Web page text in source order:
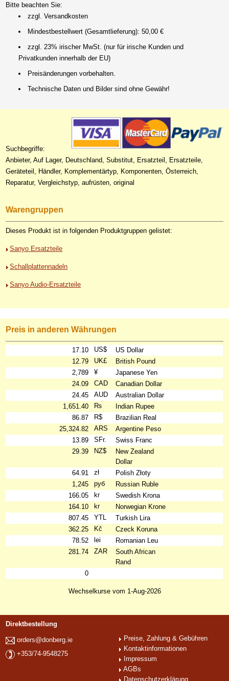
Bitte beachten Sie:
zzgl. Versandkosten
Mindestbestellwert (Gesamtlieferung): 50,00 €
zzgl. 23% irischer MwSt. (nur für irische Kunden und
Privatkunden innerhalb der EU)
Preisänderungen vorbehalten.
Technische Daten und Bilder sind ohne Gewähr!
Suchbegriffe:
Anbieter, Auf Lager, Deutschland, Substitut, Ersatzteil, Ersatzteile,
Geräteteil, Händler, Komplementärtyp, Komponenten, Österreich,
Reparatur, Vergleichstyp, aufrüsten, original
Warengruppen
Dieses Produkt ist in folgenden Produktgruppen gelistet:
Sanyo Ersatzteile
Schallplattennadeln
Sanyo Audio-Ersatzteile
Preis in anderen Währungen
17.10 US$
US Dollar
12.79
UK£
British Pound
2,789
¥
Japanese Yen
24.09
CAD
Canadian Dollar
24.45
AUD
Australian Dollar
1,651.40
₨
Indian Rupee
86.87
R$
Brazilian Real
25,324.82
ARS
Argentine Peso
13.89
SFr.
Swiss Franc
29.39
NZ$
New Zealand
Dollar
64.91
zł
Polish Złoty
1,245
руб
Russian Ruble
166.05
kr
Swedish Krona
164.10
kr
Norwegian Krone
807.45
YTL
Turkish Lira
362.25
Kč
Czeck Koruna
78.52
lei
Romanian Leu
281.74
ZAR
South African
Rand
0
Wechselkurse vom 1-Aug-2026
Direktbestellung
orders@donberg.ie
+353/74-9548275
Preise, Zahlung & Gebühren
Kontaktinformationen
Impressum
AGBs
Datenschutzerklärung